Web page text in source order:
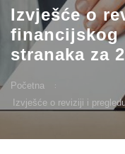
Izvješće o
financijskog
stranaka za
Početna
Izvješće o reviziji i